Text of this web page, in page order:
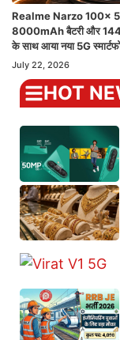
Realme Narzo 100x
8000mAh बैटरी और
के साथ आया नया 5G
July 22, 2026
HOT